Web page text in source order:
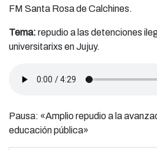
FM Santa Rosa de Calchines.
Tema: repudio a las detenciones
universitarixs en Jujuy.
Pausa: «Amplio repudio a la
educación pública»